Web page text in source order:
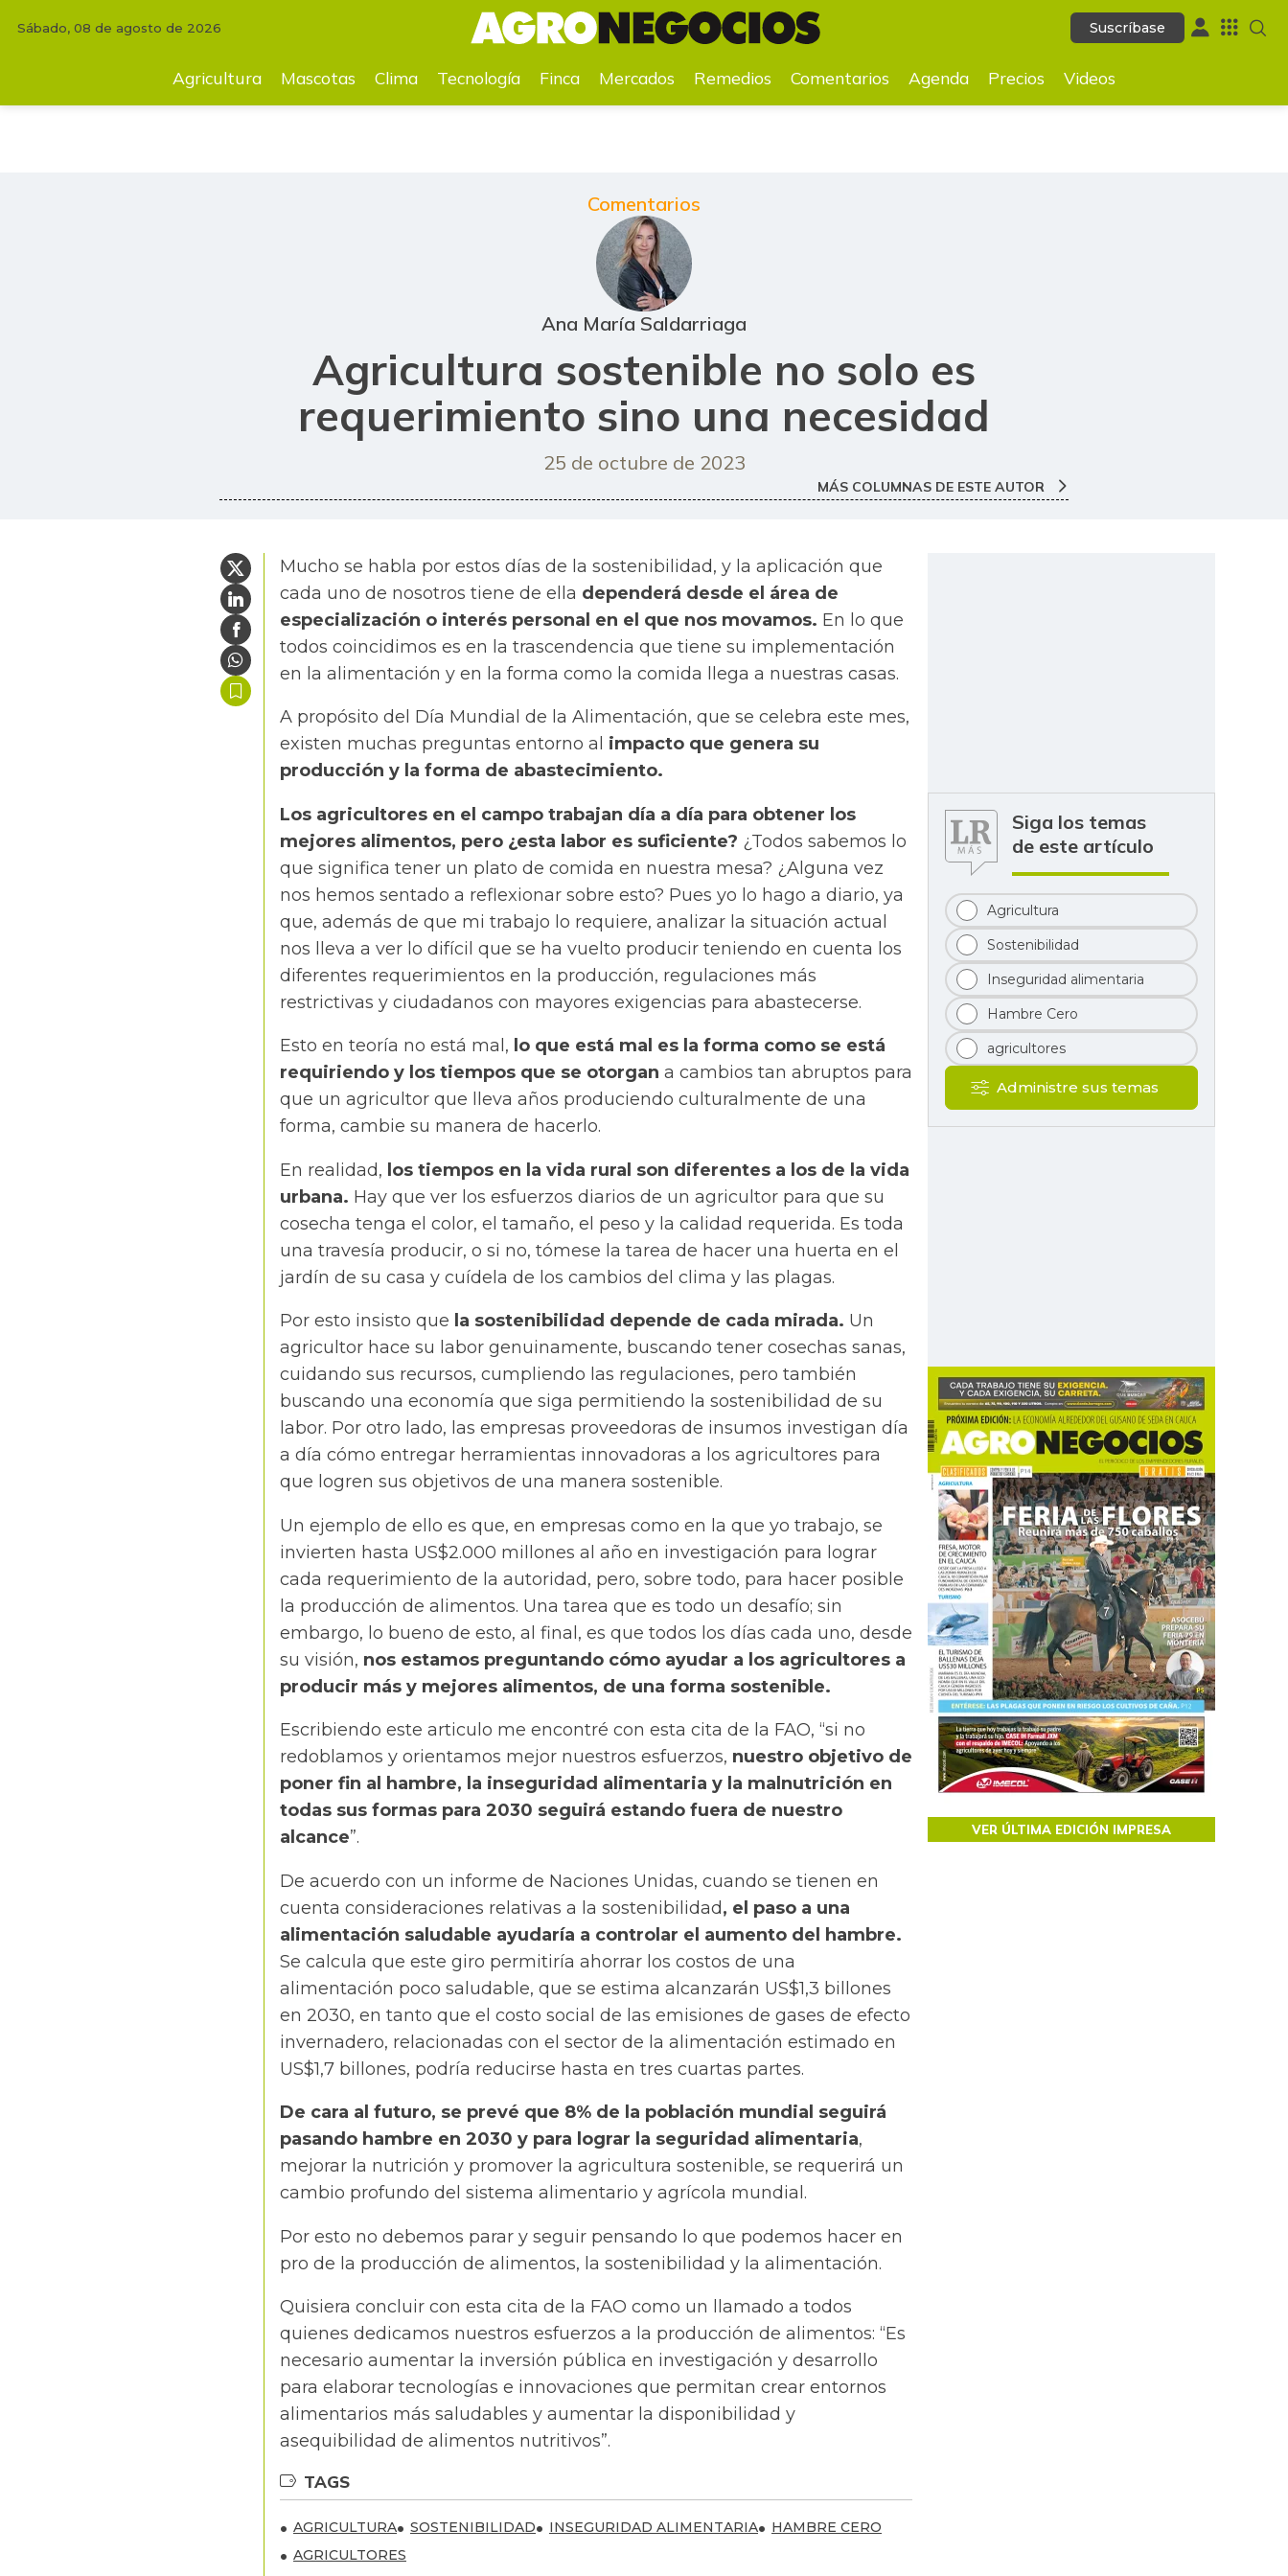
Suscríbase
ANA MARÍA SALDARRIAGA Agricultura sostenible no solo es requerimiento sino una necesidad
Sábado, 08 de agosto de 2026 Suscríbase
Agricultura Mascotas Clima Tecnología Finca Mercados Remedios Comentarios Agenda Precios Videos
Comentarios
Ana María Saldarriaga
Agricultura sostenible no solo es
requerimiento sino una necesidad
25 de octubre de 2023
MÁS COLUMNAS DE ESTE AUTOR
Mucho se habla por estos días de la sostenibilidad, y la aplicación que
cada uno de nosotros tiene de ella dependerá desde el área de
especialización o interés personal en el que nos movamos. En lo que
todos coincidimos es en la trascendencia que tiene su implementación
en la alimentación y en la forma como la comida llega a nuestras casas.
A propósito del Día Mundial de la Alimentación, que se celebra este mes,
existen muchas preguntas entorno al impacto que genera su
producción y la forma de abastecimiento.
Los agricultores en el campo trabajan día a día para obtener los
mejores alimentos, pero ¿esta labor es suficiente? ¿Todos sabemos lo
que significa tener un plato de comida en nuestra mesa? ¿Alguna vez
nos hemos sentado a reflexionar sobre esto? Pues yo lo hago a diario, ya
que, además de que mi trabajo lo requiere, analizar la situación actual
nos lleva a ver lo difícil que se ha vuelto producir teniendo en cuenta los
diferentes requerimientos en la producción, regulaciones más
restrictivas y ciudadanos con mayores exigencias para abastecerse.
Esto en teoría no está mal, lo que está mal es la forma como se está
requiriendo y los tiempos que se otorgan a cambios tan abruptos para
que un agricultor que lleva años produciendo culturalmente de una
forma, cambie su manera de hacerlo.
En realidad, los tiempos en la vida rural son diferentes a los de la vida
urbana. Hay que ver los esfuerzos diarios de un agricultor para que su
cosecha tenga el color, el tamaño, el peso y la calidad requerida. Es toda
una travesía producir, o si no, tómese la tarea de hacer una huerta en el
jardín de su casa y cuídela de los cambios del clima y las plagas.
Por esto insisto que la sostenibilidad depende de cada mirada. Un
agricultor hace su labor genuinamente, buscando tener cosechas sanas,
cuidando sus recursos, cumpliendo las regulaciones, pero también
buscando una economía que siga permitiendo la sostenibilidad de su
labor. Por otro lado, las empresas proveedoras de insumos investigan día
a día cómo entregar herramientas innovadoras a los agricultores para
que logren sus objetivos de una manera sostenible.
Un ejemplo de ello es que, en empresas como en la que yo trabajo, se
invierten hasta US$2.000 millones al año en investigación para lograr
cada requerimiento de la autoridad, pero, sobre todo, para hacer posible
la producción de alimentos. Una tarea que es todo un desafío; sin
embargo, lo bueno de esto, al final, es que todos los días cada uno, desde
su visión, nos estamos preguntando cómo ayudar a los agricultores a
producir más y mejores alimentos, de una forma sostenible.
Escribiendo este articulo me encontré con esta cita de la FAO, “si no
redoblamos y orientamos mejor nuestros esfuerzos, nuestro objetivo de
poner fin al hambre, la inseguridad alimentaria y la malnutrición en
todas sus formas para 2030 seguirá estando fuera de nuestro
alcance”.
De acuerdo con un informe de Naciones Unidas, cuando se tienen en
cuenta consideraciones relativas a la sostenibilidad, el paso a una
alimentación saludable ayudaría a controlar el aumento del hambre.
Se calcula que este giro permitiría ahorrar los costos de una
alimentación poco saludable, que se estima alcanzarán US$1,3 billones
en 2030, en tanto que el costo social de las emisiones de gases de efecto
invernadero, relacionadas con el sector de la alimentación estimado en
US$1,7 billones, podría reducirse hasta en tres cuartas partes.
De cara al futuro, se prevé que 8% de la población mundial seguirá
pasando hambre en 2030 y para lograr la seguridad alimentaria,
mejorar la nutrición y promover la agricultura sostenible, se requerirá un
cambio profundo del sistema alimentario y agrícola mundial.
Por esto no debemos parar y seguir pensando lo que podemos hacer en
pro de la producción de alimentos, la sostenibilidad y la alimentación.
Quisiera concluir con esta cita de la FAO como un llamado a todos
quienes dedicamos nuestros esfuerzos a la producción de alimentos: “Es
necesario aumentar la inversión pública en investigación y desarrollo
para elaborar tecnologías e innovaciones que permitan crear entornos
alimentarios más saludables y aumentar la disponibilidad y
asequibilidad de alimentos nutritivos”.
TAGS
AGRICULTURA SOSTENIBILIDAD INSEGURIDAD ALIMENTARIA
HAMBRE CERO
AGRICULTORES
Siga los temas
de este artículo
Agricultura
Sostenibilidad
Inseguridad alimentaria
Hambre Cero
agricultores
Administre sus temas
VER ÚLTIMA EDICIÓN IMPRESA